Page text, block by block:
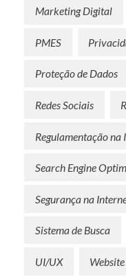
Marketing Digital
PMES
Proteção de Dados
Redes Sociais
Regulamentação na
Search Engine
Segurança na
Sistema de Busca
UI/UX Website